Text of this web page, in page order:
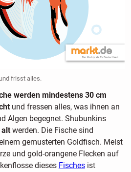
frisst alles.
werden mindestens 30 cm
und fressen alles, was ihnen an
Algen begegnet. Shubunkins
altwerden. Die Fische sind
gemusterten Goldfisch. Meist
und gold-orangene Flecken auf
dieses Fischesist